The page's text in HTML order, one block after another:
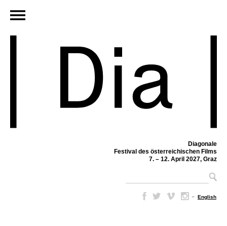
Diagonale
Festival des österreichischen Films
7. – 12. April 2027, Graz
– English